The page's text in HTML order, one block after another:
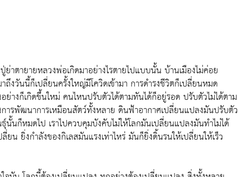
าตายายหลวงพ่อเกิดมาอย่างไรตายไปแบบนั้น บ้านเมืองไม่ค่อย
งวันนี้ก็เปลี่ยนครั้งใหญ่มีโควิดเข้ามา การดำรงชีวิตก็เปลี่ยนหมด
ย่างก็เกิดขึ้นใหม่ คนไหนปรับตัวได้ตามทันได้ก็อยู่รอด ปรับตัวไม่ได้ตาม
การพัฒนาการเหมือนสัตว์ทั้งหลาย ดินฟ้าอากาศเปลี่ยนแปลงมันปรับตัว
นั้นก็หมดไป เราไปควบคุมบังคับไม่ให้โลกมันเปลี่ยนแปลงมันทำไม่ได้
น ยิ่งกำลังของกิเลสมันแรงเท่าไหร่ มันก็ยิ่งดิ้นรนให้เปลี่ยนให้เร็ว